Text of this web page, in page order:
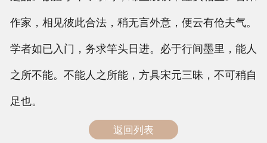
作家，相见彼此合法，稍无言外意，便云有伧夫气。
学者如已入门，务求竿头日进。必于行间墨里，能人
之所不能。不能人之所能，方具宋元三昧，不可稍自
足也。
返回列表